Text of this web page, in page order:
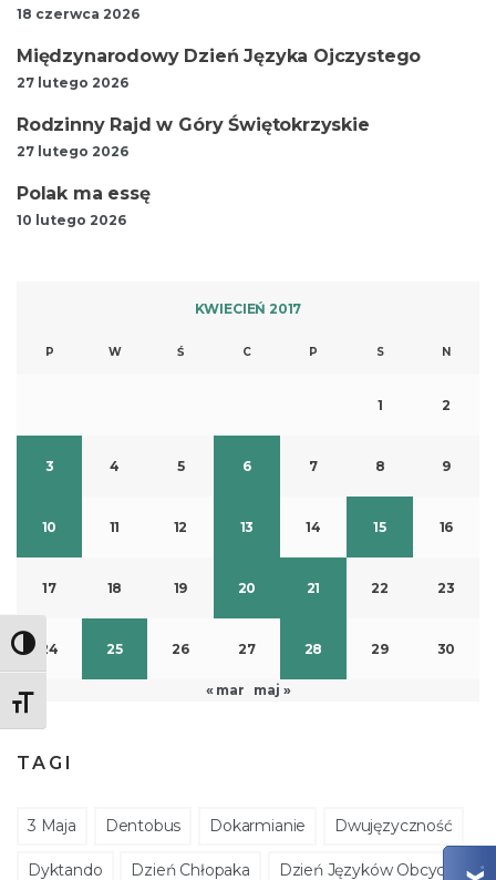
Toggle High Contrast
Toggle Font size
18 czerwca 2026
Międzynarodowy Dzień Języka Ojczystego
27 lutego 2026
Rodzinny Rajd w Góry Świętokrzyskie
27 lutego 2026
Polak ma essę
10 lutego 2026
KWIECIEŃ 2017
P W Ś C P S N
1 2
3 4 5 6 7 8 9
10 11 12 13 14 15 16
17 18 19 20 21 22 23
24 25 26 27 28 29 30
« mar maj »
TAGI
3 Maja Dentobus Dokarmianie Dwujęzyczność
Dyktando Dzień Chłopaka Dzień Języków Obcych